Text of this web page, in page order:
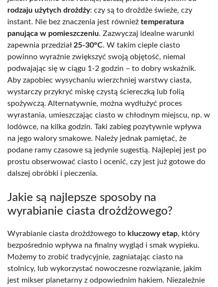
rodzaju użytych drożdży: czy są to drożdże świeże, czy
instant. Nie bez znaczenia jest również temperatura
panująca w pomieszczeniu. Zazwyczaj idealne warunki
zapewnia przedział 25-30°C. W takim cieple ciasto
powinno wyraźnie zwiększyć swoją objętość, niemal
podwajając się w ciągu 1-2 godzin – to dobry wskaźnik.
Aby zapobiec wysychaniu wierzchniej warstwy ciasta,
wystarczy przykryć miskę czystą ściereczką lub folią
spożywczą. Alternatywnie, można wydłużyć proces
wyrastania, umieszczając ciasto w chłodnym miejscu, np. w
lodówce, na kilka godzin. Taki zabieg pozytywnie wpływa
na jego walory smakowe. Należy jednak pamiętać, że
podane ramy czasowe są jedynie sugestią. Najlepiej jest po
prostu obserwować ciasto i ocenić, czy jest już gotowe do
dalszej obróbki i pieczenia.
Jakie są najlepsze sposoby na
wyrabianie ciasta drożdżowego?
Wyrabianie ciasta drożdżowego to kluczowy etap, który
bezpośrednio wpływa na finalny wygląd i smak wypieku.
Możemy to zrobić tradycyjnie, zagniatając ciasto na
stolnicy, lub wykorzystać nowoczesne rozwiązanie, jakim
jest mikser planetarny z odpowiednim hakiem. Niezależnie